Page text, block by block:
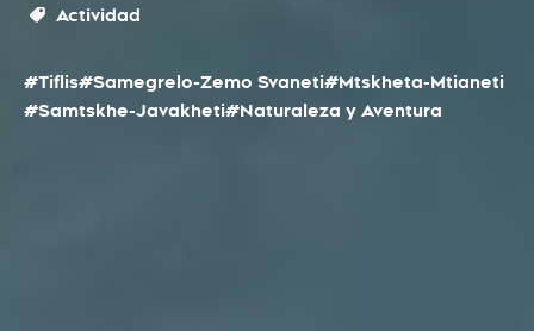
Actividad
#Tiflis#Samegrelo-Zemo Svaneti#Mtskheta-Mtianeti
#Samtskhe-Javakheti#Naturaleza y Aventura